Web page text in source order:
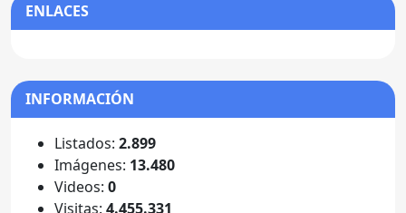
ENLACES
INFORMACIÓN
Listados: 2.899
Imágenes: 13.480
Videos: 0
Visitas: 4.455.331